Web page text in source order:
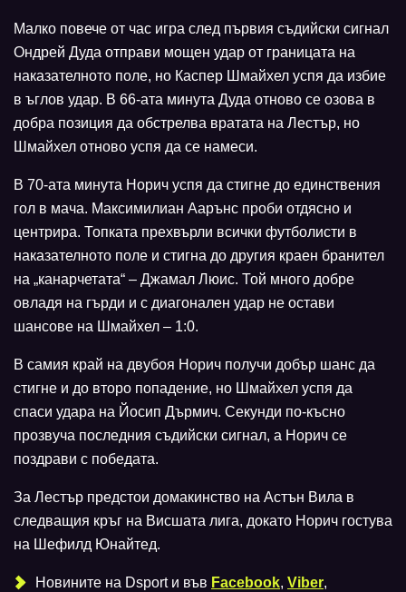
Малко повече от час игра след първия съдийски сигнал
Ондрей Дуда отправи мощен удар от границата на
наказателното поле, но Каспер Шмайхел успя да избие
в ъглов удар. В 66-ата минута Дуда отново се озова в
добра позиция да обстрелва вратата на Лестър, но
Шмайхел отново успя да се намеси.
В 70-ата минута Норич успя да стигне до единствения
гол в мача. Максимилиан Аарънс проби отдясно и
центрира. Топката прехвърли всички футболисти в
наказателното поле и стигна до другия краен бранител
на „канарчетата“ – Джамал Люис. Той много добре
овладя на гърди и с диагонален удар не остави
шансове на Шмайхел – 1:0.
В самия край на двубоя Норич получи добър шанс да
стигне и до второ попадение, но Шмайхел успя да
спаси удара на Йосип Дърмич. Секунди по-късно
прозвуча последния съдийски сигнал, а Норич се
поздрави с победата.
За Лестър предстои домакинство на Астън Вила в
следващия кръг на Висшата лига, докато Норич гостува
на Шефилд Юнайтед.
Новините на Dsport и във Facebook, Viber,